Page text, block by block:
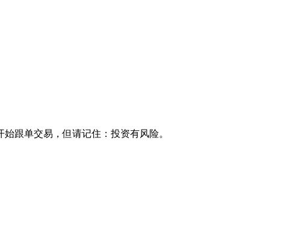
跟单交易，但请记住：投资有风险。